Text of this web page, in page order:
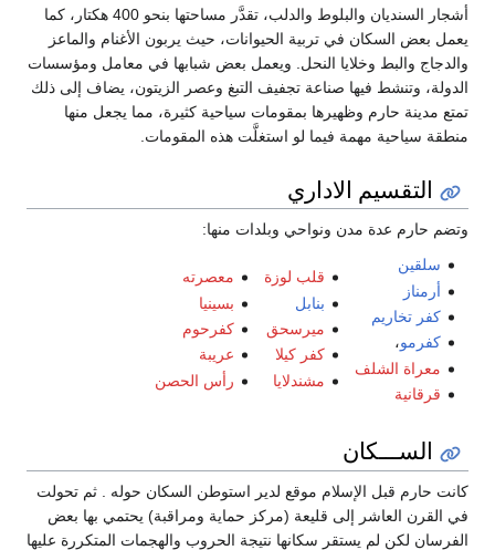
أشجار السنديان والبلوط والدلب، تقدَّر مساحتها بنحو 400 هكتار، كما
في تربية الحيوانات، حيث يربون الأغنام والماعز
وخلايا النحل. ويعمل بعض شبابها في معامل ومؤسسات
فيها صناعة تجفيف التبغ وعصر الزيتون، يضاف إلى ذلك
وظهيرها بمقومات سياحية كثيرة، مما يجعل منها
مهمة فيما لو استغلَّت هذه المقومات.
الاداري
مدن ونواحي وبلدات منها:
قلب لوزة
بنابل
ميرسحق
كفر كيلا
مشندلايا
معصرته
بسينيا
كفرحوم
عريبة
رأس الحصن
الإسلام موقع لدير استوطن السكان حوله . ثم تحولت
إلى قليعة (مركز حماية ومراقبة) يحتمي بها بعض
لم يستقر سكانها نتيجة الحروب والهجمات المتكررة عليها